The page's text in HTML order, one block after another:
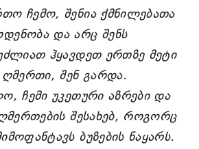
ჩემო, შენია ქმნილებათა
და არც შენს
ჰყავდეთ ერთზე მეტი
შენ გარდა.
ჩემი უკეთური აზრები და
შესახებ, როგორც
ბუზების ნაყარს.